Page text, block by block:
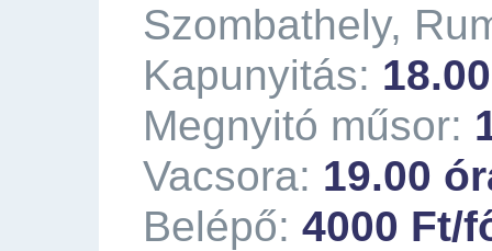
Szombathely,
Kapunyitás:
Megnyitó műsor:
Vacsora: 19.00
Belépő: 4000 Ft/